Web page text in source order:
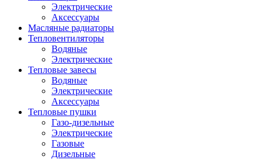
Электрические
Аксессуары
Масляные радиаторы
Тепловентиляторы
Водяные
Электрические
Тепловые завесы
Водяные
Электрические
Аксессуары
Тепловые пушки
Газо-дизельные
Электрические
Газовые
Дизельные